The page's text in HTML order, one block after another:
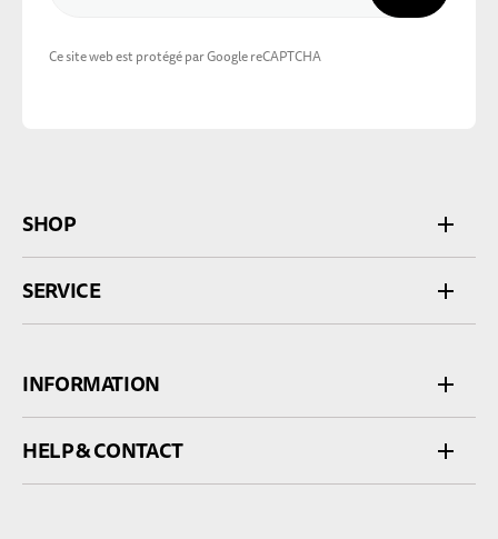
Ce site web est protégé par Google reCAPTCHA
SHOP
SERVICE
INFORMATION
HELP & CONTACT